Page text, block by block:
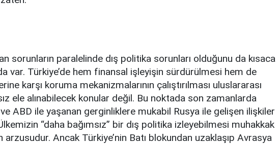
sorunların paralelinde dış politika sorunları olduğunu da kısaca
var. Türkiye’de hem finansal işleyişin sürdürülmesi hem de
karşı koruma mekanizmalarının çalıştırılması uluslararası
ele alınabilecek konular değil. Bu noktada son zamanlarda
ABD ile yaşanan gerginliklere mukabil Rusya ile gelişen ilişkiler
“daha bağımsız” bir dış politika izleyebilmesi muhakkak
arzusudur. Ancak Türkiye’nin Batı blokundan uzaklaşıp Avrasya